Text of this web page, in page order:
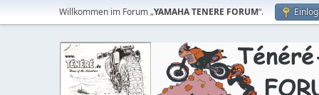
Willkommen im Forum „YAMAHA TENERE FORUM“.